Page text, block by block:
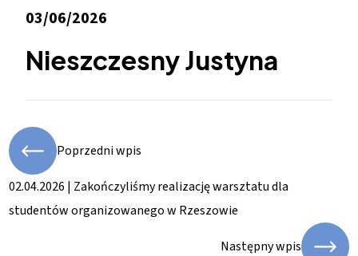
03/06/2026
Nieszczesny Justyna
Poprzedni wpis
02.04.2026 | Zakończyliśmy realizację warsztatu dla
studentów organizowanego w Rzeszowie
Następny wpis